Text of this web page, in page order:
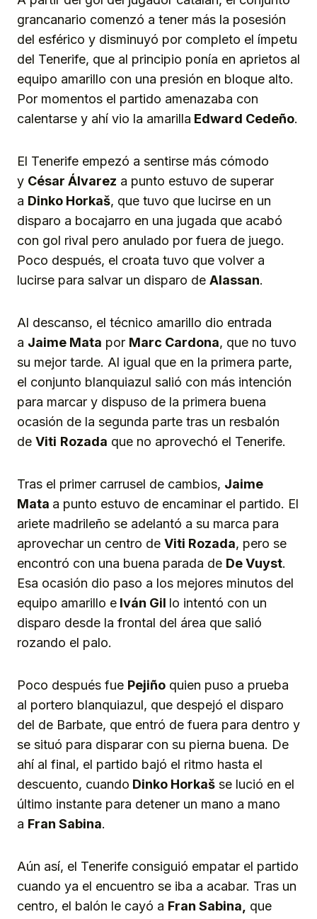
grancanario comenzó a tener más la posesión
del esférico y disminuyó por completo el ímpetu
del Tenerife, que al principio ponía en aprietos al
equipo amarillo con una presión en bloque alto.
Por momentos el partido amenazaba con
calentarse y ahí vio la amarilla Edward Cedeño.
El Tenerife empezó a sentirse más cómodo
y César Álvarez a punto estuvo de superar
a Dinko Horkaš, que tuvo que lucirse en un
disparo a bocajarro en una jugada que acabó
con gol rival pero anulado por fuera de juego.
Poco después, el croata tuvo que volver a
lucirse para salvar un disparo de Alassan.
Al descanso, el técnico amarillo dio entrada
a Jaime Mata por Marc Cardona, que no tuvo
su mejor tarde. Al igual que en la primera parte,
el conjunto blanquiazul salió con más intención
para marcar y dispuso de la primera buena
ocasión de la segunda parte tras un resbalón
de Viti Rozada que no aprovechó el Tenerife.
Tras el primer carrusel de cambios, Jaime
Mata a punto estuvo de encaminar el partido. El
ariete madrileño se adelantó a su marca para
aprovechar un centro de Viti Rozada, pero se
encontró con una buena parada de De Vuyst.
Esa ocasión dio paso a los mejores minutos del
equipo amarillo e Iván Gil lo intentó con un
disparo desde la frontal del área que salió
rozando el palo.
Poco después fue Pejiño quien puso a prueba
al portero blanquiazul, que despejó el disparo
del de Barbate, que entró de fuera para dentro y
se situó para disparar con su pierna buena. De
ahí al final, el partido bajó el ritmo hasta el
descuento, cuando Dinko Horkaš se lució en el
último instante para detener un mano a mano
a Fran Sabina.
Aún así, el Tenerife consiguió empatar el partido
cuando ya el encuentro se iba a acabar. Tras un
centro, el balón le cayó a Fran Sabina,
que